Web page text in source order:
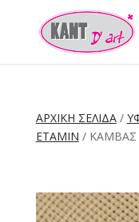
ΑΡΧΙΚΉ ΣΕΛΊΔΑ/
ΕΤΑΜΙΝ / ΚΑΜΒΆΣ